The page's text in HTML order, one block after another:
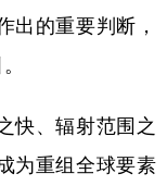
出的重要判断，
、辐射范围之
为重组全球要素